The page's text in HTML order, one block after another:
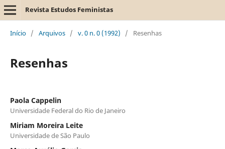
Revista Estudos Feministas
Início / Arquivos / v. 0 n. 0 (1992) / Resenhas
Resenhas
Paola Cappelin
Universidade Federal do Rio de Janeiro
Miriam Moreira Leite
Universidade de São Paulo